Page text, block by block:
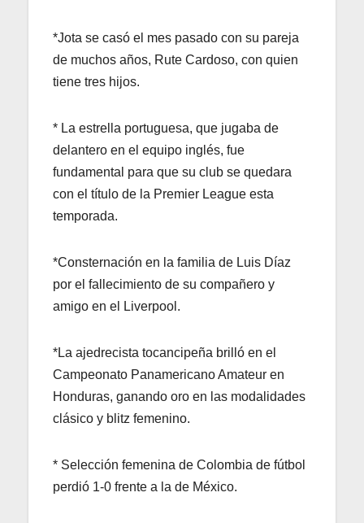
*Jota se casó el mes pasado con su pareja
de muchos años, Rute Cardoso, con quien
tiene tres hijos.
* La estrella portuguesa, que jugaba de
delantero en el equipo inglés, fue
fundamental para que su club se quedara
con el título de la Premier League esta
temporada.
*Consternación en la familia de Luis Díaz
por el fallecimiento de su compañero y
amigo en el Liverpool.
*La ajedrecista tocancipeña brilló en el
Campeonato Panamericano Amateur en
Honduras, ganando oro en las modalidades
clásico y blitz femenino.
* Selección femenina de Colombia de fútbol
perdió 1-0 frente a la de México.